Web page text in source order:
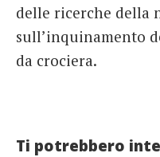
delle ricerche della
sull’inquinamento
da crociera.
Ti potrebbero